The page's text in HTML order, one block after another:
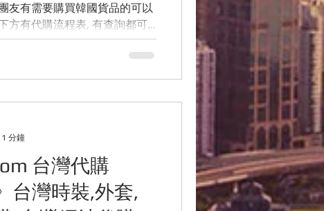
友有需要購買韓國貨品的可以
方有代購流程表, 有查詢都可
立即回覆你的, 多謝各位. ...
台灣代購
台灣時裝,外套,
分鐘